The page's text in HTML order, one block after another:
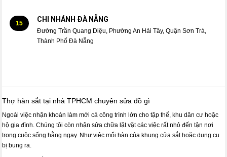
15 CHI NHÁNH ĐÀ NẴNG
Đường Trần Quang Diệu, Phường An Hải Tây, Quận Sơn Trà,
Thành Phố Đà Nẵng
Thợ hàn sắt tại nhà TPHCM chuyên sửa đồ gì
Ngoài việc nhận khoán làm mới cả công trình lớn cho tập thể, khu dân cư hoặc
hộ gia đình. Chúng tôi còn nhận sửa chữa lặt vặt các việc rất nhỏ đến tận nơi
trong cuộc sống hằng ngay. Như việc mối hàn của khung cửa sắt hoặc dụng cụ
bị bung ra.